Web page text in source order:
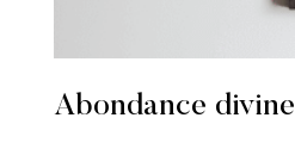
Abondance divine